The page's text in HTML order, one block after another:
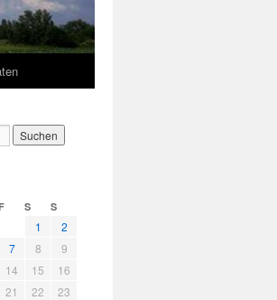
S S
1
2
7 8
9
14 15
16
21 22
23